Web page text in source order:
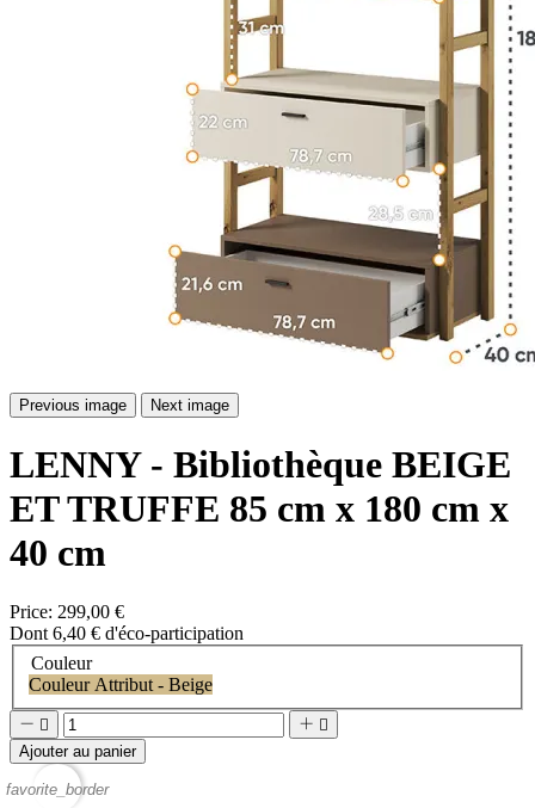
Previous image Next image
LENNY - Bibliothèque BEIGE
ET TRUFFE 85 cm x 180 cm x
40 cm
Price: 299,00 €
Dont 6,40 € d'éco-participation
Couleur
Couleur Attribut - Beige
   
Ajouter au panier
favorite_border